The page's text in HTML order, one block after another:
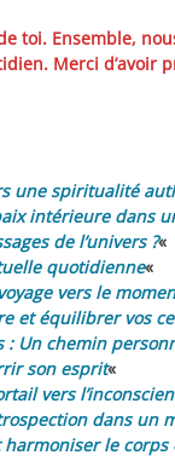
toi. Ensemble,
Merci d’avoir
une spiritualité
intérieure dans
de l’univers ?«
quotidienne«
vers le
et équilibrer vos
Un chemin
son esprit«
vers
dans un
le corps